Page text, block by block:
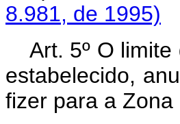
8.981, de 1995)
Art. 5º O
estabelecido,
fizer para a